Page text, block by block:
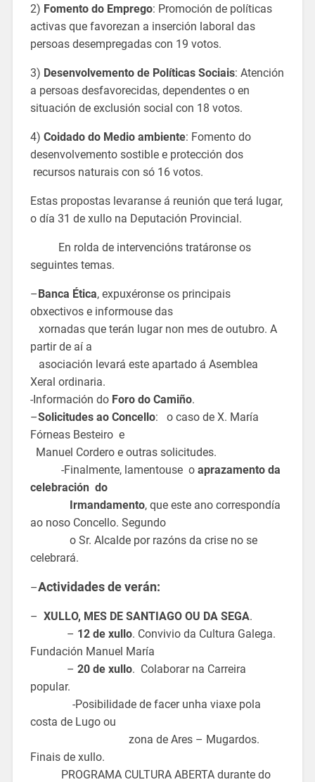
2) Fomento do Emprego: Promoción de políticas
activas que favorezan a inserción laboral das
persoas desempregadas con 19 votos.
3) Desenvolvemento de Políticas Sociais: Atención
a persoas desfavorecidas, dependentes o en
situación de exclusión social con 18 votos.
4) Coidado do Medio ambiente: Fomento do
desenvolvemento sostible e protección dos
recursos naturais con só 16 votos.
Estas propostas levaranse á reunión que terá lugar,
o día 31 de xullo na Deputación Provincial.
En rolda de intervencións tratáronse os
seguintes temas.
–Banca Ética, expuxéronse os principais
obxectivos e informouse das
xornadas que terán lugar non mes de outubro. A
partir de aí a
asociación levará este apartado á Asemblea
Xeral ordinaria.
-Información do Foro do Camiño.
–Solicitudes ao Concello: o caso de X. María
Fórneas Besteiro e
Manuel Cordero e outras solicitudes.
-Finalmente, lamentouse o aprazamento da
celebración do
Irmandamento, que este ano correspondía
ao noso Concello. Segundo
o Sr. Alcalde por razóns da crise no se
celebrará.
–Actividades de verán:
– XULLO, MES DE SANTIAGO OU DA SEGA.
– 12 de xullo. Convivio da Cultura Galega.
Fundación Manuel María
– 20 de xullo. Colaborar na Carreira
popular.
-Posibilidade de facer unha viaxe pola
costa de Lugo ou
zona de Ares – Mugardos.
Finais de xullo.
PROGRAMA CULTURA ABERTA durante do